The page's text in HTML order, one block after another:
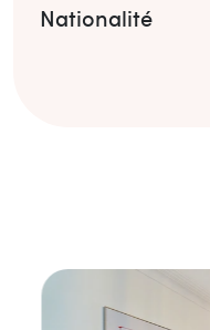
Nationalité